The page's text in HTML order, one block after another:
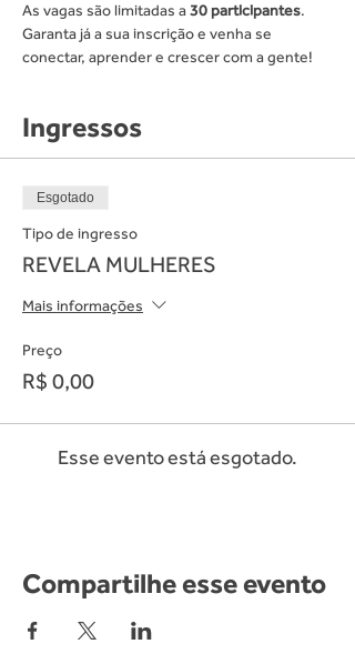
As vagas são limitadas a 30 participantes.
Garanta já a sua inscrição e venha se
conectar, aprender e crescer com a gente!
Ingressos
Esgotado
Tipo de ingresso
REVELA MULHERES
Mais informações
Preço
R$ 0,00
Esse evento está esgotado.
Compartilhe esse evento